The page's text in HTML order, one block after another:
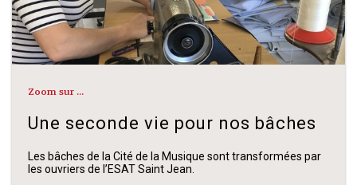
Zoom sur ...
Une seconde vie pour nos bâches
Les bâches de la Cité de la Musique sont transformées par
les ouvriers de l’ESAT Saint Jean.